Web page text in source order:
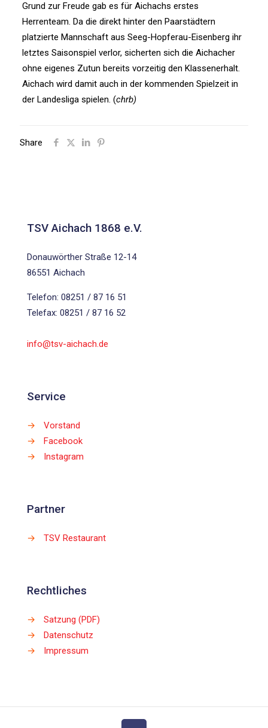
Grund zur Freude gab es für Aichachs erstes
Herrenteam. Da die direkt hinter den Paarstädtern
platzierte Mannschaft aus Seeg-Hopferau-Eisenberg ihr
letztes Saisonspiel verlor, sicherten sich die Aichacher
ohne eigenes Zutun bereits vorzeitig den Klassenerhalt.
Aichach wird damit auch in der kommenden Spielzeit in
der Landesliga spielen. (chrb)
Share
TSV Aichach 1868 e.V.
Donauwörther Straße 12-14
86551 Aichach
Telefon: 08251 / 87 16 51
Telefax: 08251 / 87 16 52
info@tsv-aichach.de
Service
→
Vorstand
→
Facebook
→
Instagram
Partner
→ TSV Restaurant
Rechtliches
→
Satzung (PDF)
→
Datenschutz
→
Impressum